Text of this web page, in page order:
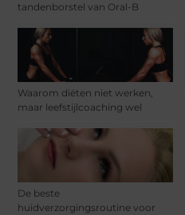
tandenborstel van Oral-B
Waarom diëten niet werken,
maar leefstijlcoaching wel
De beste
huidverzorgingsroutine voor